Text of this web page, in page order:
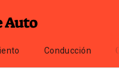
Conducción